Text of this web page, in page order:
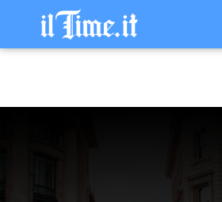
contenuto